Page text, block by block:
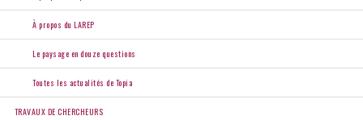
À propos du LAREP
Le paysage en douze questions
Toutes les actualités de Topia
TRAVAUX DE CHERCHEURS